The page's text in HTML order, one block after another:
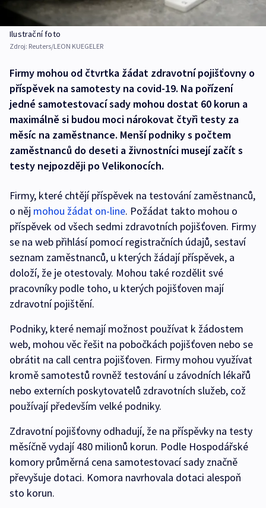
Ilustrační foto
Zdroj: Reuters/LEON KUEGELER
Firmy mohou od čtvrtka žádat zdravotní pojišťovny o
příspěvek na samotesty na covid-19. Na pořízení
jedné samotestovací sady mohou dostat 60 korun a
maximálně si budou moci nárokovat čtyři testy za
měsíc na zaměstnance. Menší podniky s počtem
zaměstnanců do deseti a živnostníci musejí začít s
testy nejpozději po Velikonocích.
Firmy, které chtějí příspěvek na testování zaměstnanců,
o něj mohou žádat on-line. Požádat takto mohou o
příspěvek od všech sedmi zdravotních pojišťoven. Firmy
se na web přihlásí pomocí registračních údajů, sestaví
seznam zaměstnanců, u kterých žádají příspěvek, a
doloží, že je otestovaly. Mohou také rozdělit své
pracovníky podle toho, u kterých pojišťoven mají
zdravotní pojištění.
Podniky, které nemají možnost používat k žádostem
web, mohou věc řešit na pobočkách pojišťoven nebo se
obrátit na call centra pojišťoven. Firmy mohou využívat
kromě samotestů rovněž testování u závodních lékařů
nebo externích poskytovatelů zdravotních služeb, což
používají především velké podniky.
Zdravotní pojišťovny odhadují, že na příspěvky na testy
měsíčně vydají 480 milionů korun. Podle Hospodářské
komory průměrná cena samotestovací sady značně
převyšuje dotaci. Komora navrhovala dotaci alespoň
sto korun.